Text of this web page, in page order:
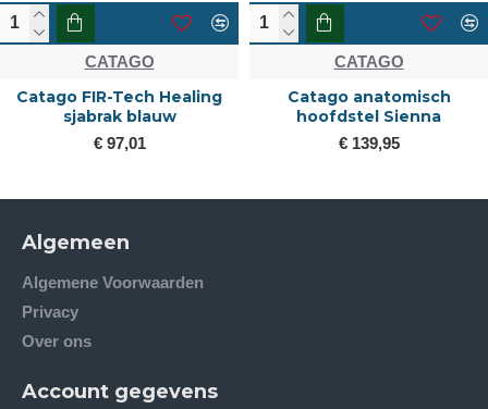
CATAGO
Catago FIR-Tech Healing
sjabrak blauw
€ 97,01
CATAGO
Catago anatomisch
hoofdstel Sienna
€ 139,95
Algemeen
Algemene Voorwaarden
Privacy
Over ons
Account gegevens